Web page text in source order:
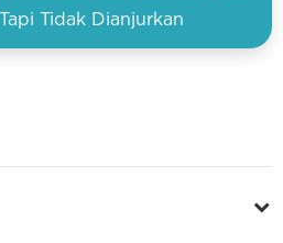
Tidak Dianjurkan